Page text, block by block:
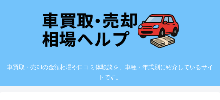
車買取・売却の金額相場や口コミ体験談を、車種・年式別に紹介しているサイ
トです。